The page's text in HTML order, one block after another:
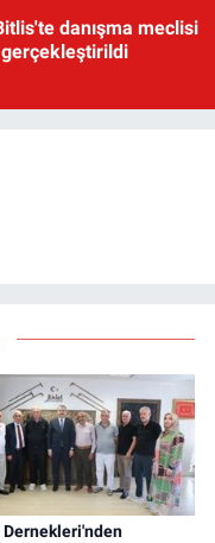
danışma meclisi
gerçekleştirildi